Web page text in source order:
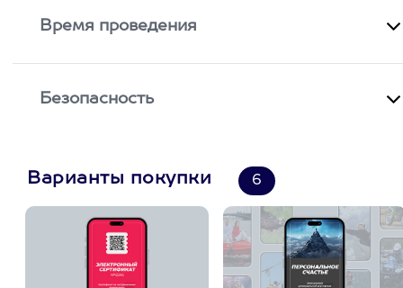
Время проведения
Безопасность
Варианты покупки 6